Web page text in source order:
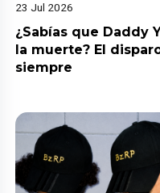
23 Jul 2026
¿Sabías que Daddy
la muerte? El
siempre